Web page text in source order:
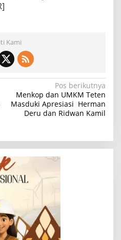
Kami
Pos berikutnya
Menkop dan UMKM Teten
Masduki Apresiasi Herman
Deru dan Ridwan Kamil